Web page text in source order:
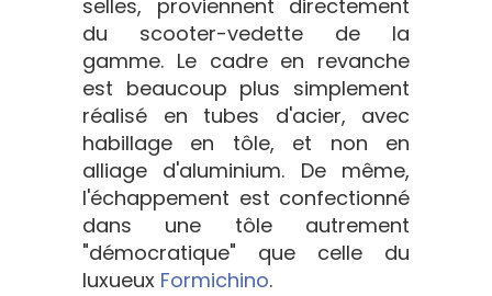
selles, proviennent directement
du scooter-vedette de la
gamme. Le cadre en revanche
est beaucoup plus simplement
réalisé en tubes d'acier, avec
habillage en tôle, et non en
alliage d'aluminium. De même,
l'échappement est confectionné
dans une tôle autrement
"démocratique" que celle du
luxueux Formichino.